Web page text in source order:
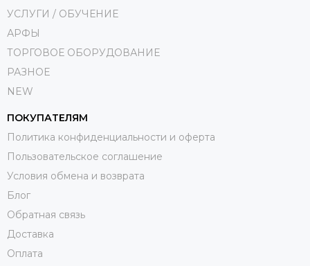
УСЛУГИ / ОБУЧЕНИЕ
АРФЫ
ТОРГОВОЕ ОБОРУДОВАНИЕ
РАЗНОЕ
NEW
ПОКУПАТЕЛЯМ
Политика конфиденциальности и оферта
Пользовательское соглашение
Условия обмена и возврата
Блог
Обратная связь
Доставка
Оплата